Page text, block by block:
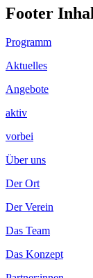
Footer
Programm
Aktuelles
Angebote
aktiv
vorbei
Über uns
Der Ort
Der Verein
Das Team
Das Konzept